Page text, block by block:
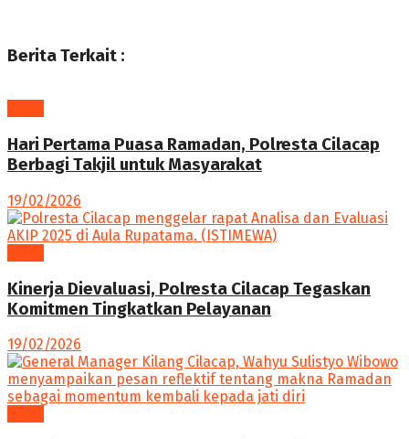
Berita Terkait :
Hari Pertama Puasa Ramadan, Polresta Cilacap
Berbagi Takjil untuk Masyarakat
19/02/2026
Kinerja Dievaluasi, Polresta Cilacap Tegaskan
Komitmen Tingkatkan Pelayanan
19/02/2026